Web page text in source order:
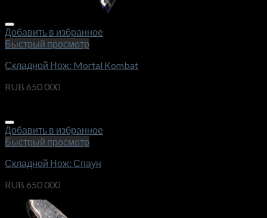
Добавить в избранное
Быстрый просмотр
Складной Нож: Mortal Kombat
RUB 650 000
Добавить в избранное
Быстрый просмотр
Складной Нож: Спаун
RUB 650 000